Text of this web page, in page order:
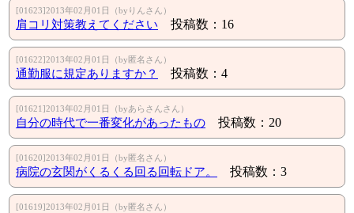
[01623]2013年02月01日（byりんさん）
肩コリ対策教えてください 投稿数：16
[01622]2013年02月01日（by匿名さん）
通勤服に規定ありますか？ 投稿数：4
[01621]2013年02月01日（byあらさんさん）
自分の時代で一番変化があったもの 投稿数：20
[01620]2013年02月01日（by匿名さん）
病院の玄関がくるくる回る回転ドア。 投稿数：3
[01619]2013年02月01日（by匿名さん）